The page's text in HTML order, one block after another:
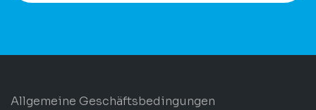
Allgemeine Geschäftsbedingungen